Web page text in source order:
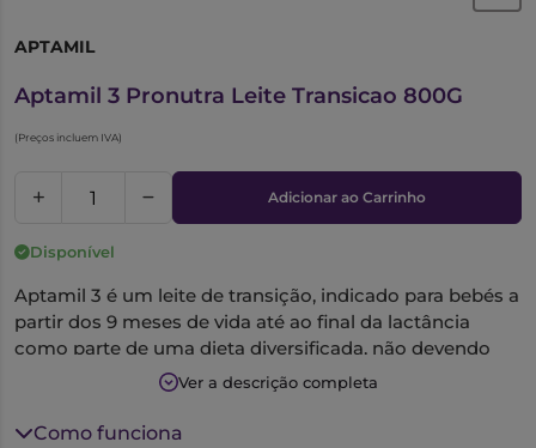
APTAMIL
Aptamil 3 Pronutra Leite Transicao 800G
(Preços incluem IVA)
Adicionar ao Carrinho
Disponível
Aptamil 3 é um leite de transição, indicado para bebés a
partir dos 9 meses de vida até ao final da lactância
como parte de uma dieta diversificada, não devendo
ser utilizado como substituto do leite materno antes
Ver a descrição completa
Como funciona